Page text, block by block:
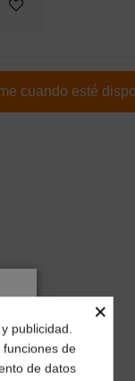
×
publicidad.
de
de datos